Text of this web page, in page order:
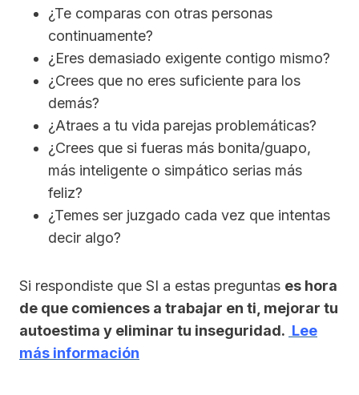
¿Te comparas con otras personas
continuamente?
¿Eres demasiado exigente contigo mismo?
¿Crees que no eres suficiente para los
demás?
¿Atraes a tu vida parejas problemáticas?
¿Crees que si fueras más bonita/guapo,
más inteligente o simpático serias más
feliz?
¿Temes ser juzgado cada vez que intentas
decir algo?
Si respondiste que SI a estas preguntas es hora
de que comiences a trabajar en ti, mejorar tu
autoestima y eliminar tu inseguridad. Lee
más información